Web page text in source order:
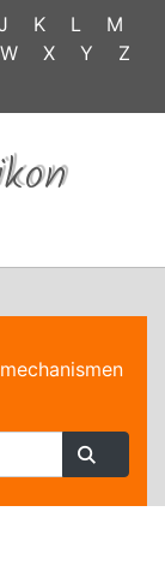
K L
M
W X Y Z